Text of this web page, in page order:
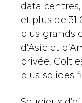
data
et plus de
plus grands
d’Asie et
privée, Colt
plus solides